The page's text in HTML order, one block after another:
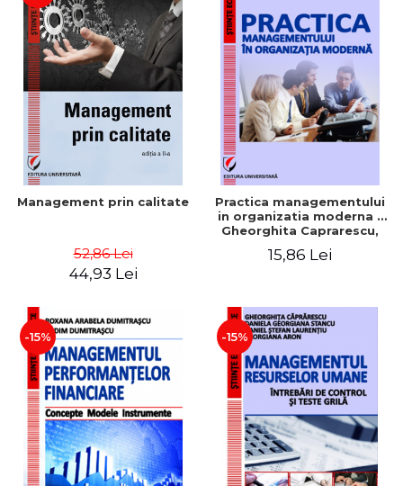
Management prin calitate
52,86 Lei
44,93 Lei
Practica managementului
in organizatia moderna -
Gheorghita Caprarescu,
Georgiana Aron
15,86 Lei
-15% -15%